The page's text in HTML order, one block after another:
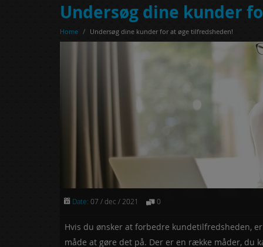
Undersøg dine kunder
Home / Undersøg dine kunder for at øge tilfredsheden!
Date: 07 / dec / 2021 0
Hvis du ønsker at forbedre kundetilfredsheden,
måde at gøre det på. Der er en række måder, du